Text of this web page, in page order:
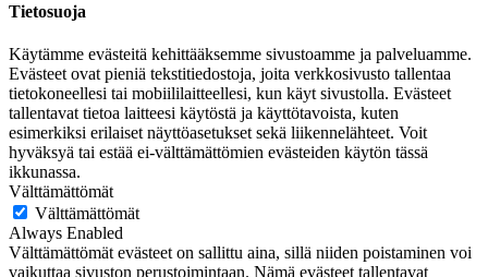
Tietosuoja
Käytämme evästeitä kehittääksemme sivustoamme ja palveluamme.
Evästeet ovat pieniä tekstitiedostoja, joita verkkosivusto tallentaa
tietokoneellesi tai mobiililaitteellesi, kun käyt sivustolla. Evästeet
tallentavat tietoa laitteesi käytöstä ja käyttötavoista, kuten
esimerkiksi erilaiset näyttöasetukset sekä liikennelähteet. Voit
hyväksyä tai estää ei-välttämättömien evästeiden käytön tässä
ikkunassa.
Välttämättömät
Välttämättömät
Always Enabled
Välttämättömät evästeet on sallittu aina, sillä niiden poistaminen voi
vaikuttaa sivuston perustoimintaan. Nämä evästeet tallentavat